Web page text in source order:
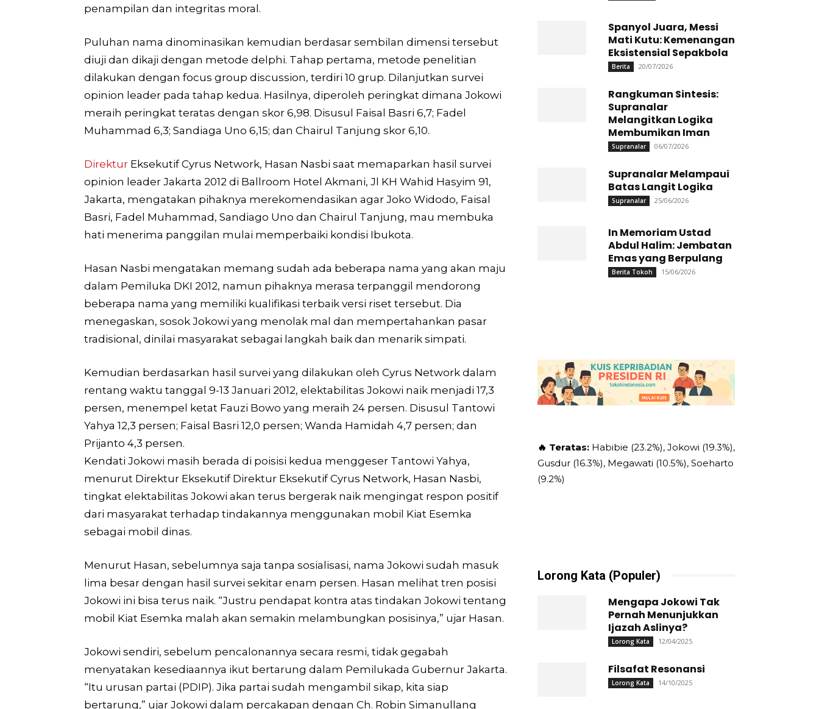
penampilan dan integritas moral.
Puluhan nama dinominasikan kemudian berdasar sembilan dimensi tersebut
diuji dan dikaji dengan metode delphi. Tahap pertama, metode penelitian
dilakukan dengan focus group discussion, terdiri 10 grup. Dilanjutkan survei
opinion leader pada tahap kedua. Hasilnya, diperoleh peringkat dimana Jokowi
meraih peringkat teratas dengan skor 6,98. Disusul Faisal Basri 6,7; Fadel
Muhammad 6,3; Sandiaga Uno 6,15; dan Chairul Tanjung skor 6,10.
Direktur Eksekutif Cyrus Network, Hasan Nasbi saat memaparkan hasil survei
opinion leader Jakarta 2012 di Ballroom Hotel Akmani, Jl KH Wahid Hasyim 91,
Jakarta, mengatakan pihaknya merekomendasikan agar Joko Widodo, Faisal
Basri, Fadel Muhammad, Sandiago Uno dan Chairul Tanjung, mau membuka
hati menerima panggilan mulai memperbaiki kondisi Ibukota.
Hasan Nasbi mengatakan memang sudah ada beberapa nama yang akan maju
dalam Pemiluka DKI 2012, namun pihaknya merasa terpanggil mendorong
beberapa nama yang memiliki kualifikasi terbaik versi riset tersebut. Dia
menegaskan, sosok Jokowi yang menolak mal dan mempertahankan pasar
tradisional, dinilai masyarakat sebagai langkah baik dan menarik simpati.
Kemudian berdasarkan hasil survei yang dilakukan oleh Cyrus Network dalam
rentang waktu tanggal 9-13 Januari 2012, elektabilitas Jokowi naik menjadi 17,3
persen, menempel ketat Fauzi Bowo yang meraih 24 persen. Disusul Tantowi
Yahya 12,3 persen; Faisal Basri 12,0 persen; Wanda Hamidah 4,7 persen; dan
Prijanto 4,3 persen.
Kendati Jokowi masih berada di poisisi kedua menggeser Tantowi Yahya,
menurut Direktur Eksekutif Direktur Eksekutif Cyrus Network, Hasan Nasbi,
tingkat elektabilitas Jokowi akan terus bergerak naik mengingat respon positif
dari masyarakat terhadap tindakannya menggunakan mobil Kiat Esemka
sebagai mobil dinas.
Menurut Hasan, sebelumnya saja tanpa sosialisasi, nama Jokowi sudah masuk
lima besar dengan hasil survei sekitar enam persen. Hasan melihat tren posisi
Jokowi ini bisa terus naik. “Justru pendapat kontra atas tindakan Jokowi tentang
mobil Kiat Esemka malah akan semakin melambungkan posisinya,” ujar Hasan.
Jokowi sendiri, sebelum pencalonannya secara resmi, tidak gegabah
menyatakan kesediaannya ikut bertarung dalam Pemilukada Gubernur Jakarta.
“Itu urusan partai (PDIP). Jika partai sudah mengambil sikap, kita siap
bertarung,” ujar Jokowi dalam percakapan dengan Ch. Robin Simanullang
Spanyol Juara, Messi
Mati Kutu: Kemenangan
Eksistensial Sepakbola
Berita 20/07/2026
Rangkuman Sintesis:
Supranalar
Melangitkan Logika
Membumikan Iman
Supranalar 06/07/2026
Supranalar Melampaui
Batas Langit Logika
Supranalar 25/06/2026
In Memoriam Ustad
Abdul Halim: Jembatan
Emas yang Berpulang
Berita Tokoh 15/06/2026
🔥 Teratas: Habibie (23.2%), Jokowi (19.3%),
Gusdur (16.3%), Megawati (10.5%), Soeharto
(9.2%)
Lorong Kata (Populer)
Mengapa Jokowi Tak
Pernah Menunjukkan
Ijazah Aslinya?
Lorong Kata 12/04/2025
Filsafat Resonansi
Lorong Kata 14/10/2025